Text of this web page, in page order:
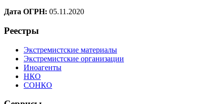
Дата ОГРН: 05.11.2020
Реестры
Экстремистские материалы
Экстремистские организации
Иноагенты
НКО
СОНКО